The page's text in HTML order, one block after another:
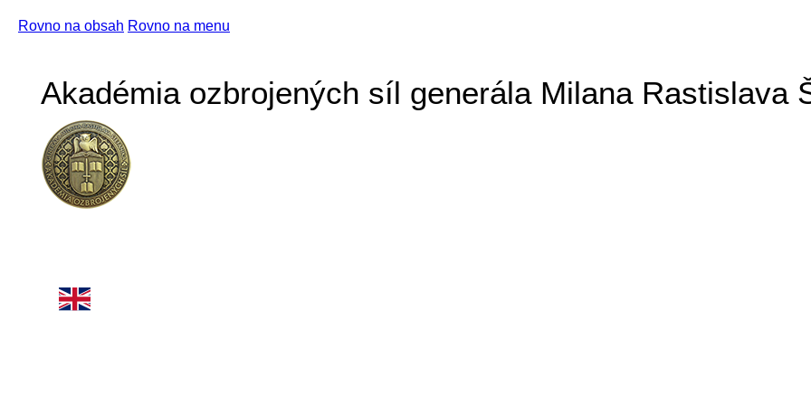
Rovno na obsah Rovno na menu
Akadémia ozbrojených síl generála Milana Rastislava